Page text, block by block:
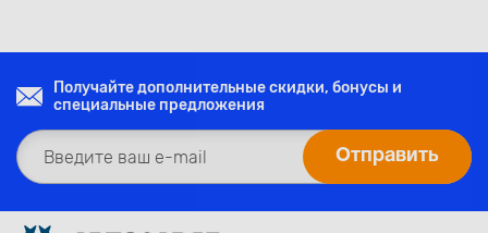
Получайте дополнительные скидки, бонусы и
специальные предложения